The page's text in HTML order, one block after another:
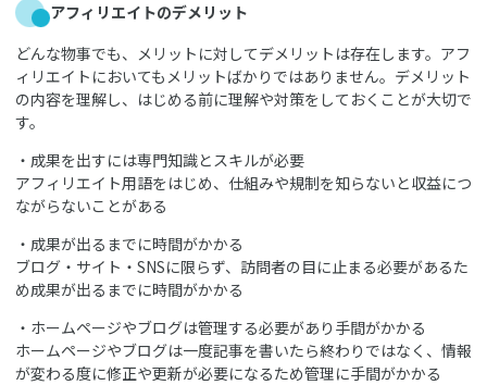
アフィリエイトのデメリット
どんな物事でも、メリットに対してデメリットは存在します。アフ
ィリエイトにおいてもメリットばかりではありません。デメリット
の内容を理解し、はじめる前に理解や対策をしておくことが大切で
す。
・成果を出すには専門知識とスキルが必要
アフィリエイト用語をはじめ、仕組みや規制を知らないと収益につ
ながらないことがある
・成果が出るまでに時間がかかる
ブログ・サイト・SNSに限らず、訪問者の目に止まる必要があるた
め成果が出るまでに時間がかかる
・ホームページやブログは管理する必要があり手間がかかる
ホームページやブログは一度記事を書いたら終わりではなく、情報
が変わる度に修正や更新が必要になるため管理に手間がかかる